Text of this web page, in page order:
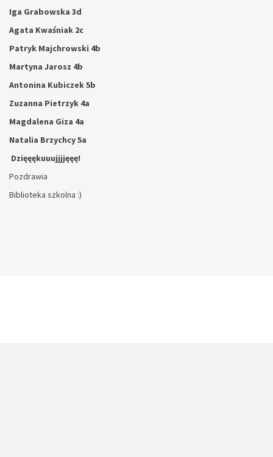
Iga Grabowska 3d
Agata Kwaśniak 2c
Patryk Majchrowski 4b
Martyna Jarosz 4b
Antonina Kubiczek 5b
Zuzanna Pietrzyk 4a
Magdalena Giza 4a
Natalia Brzychcy 5a
Dzięęękuuujjjjęęę!
Pozdrawia
Biblioteka szkolna :)